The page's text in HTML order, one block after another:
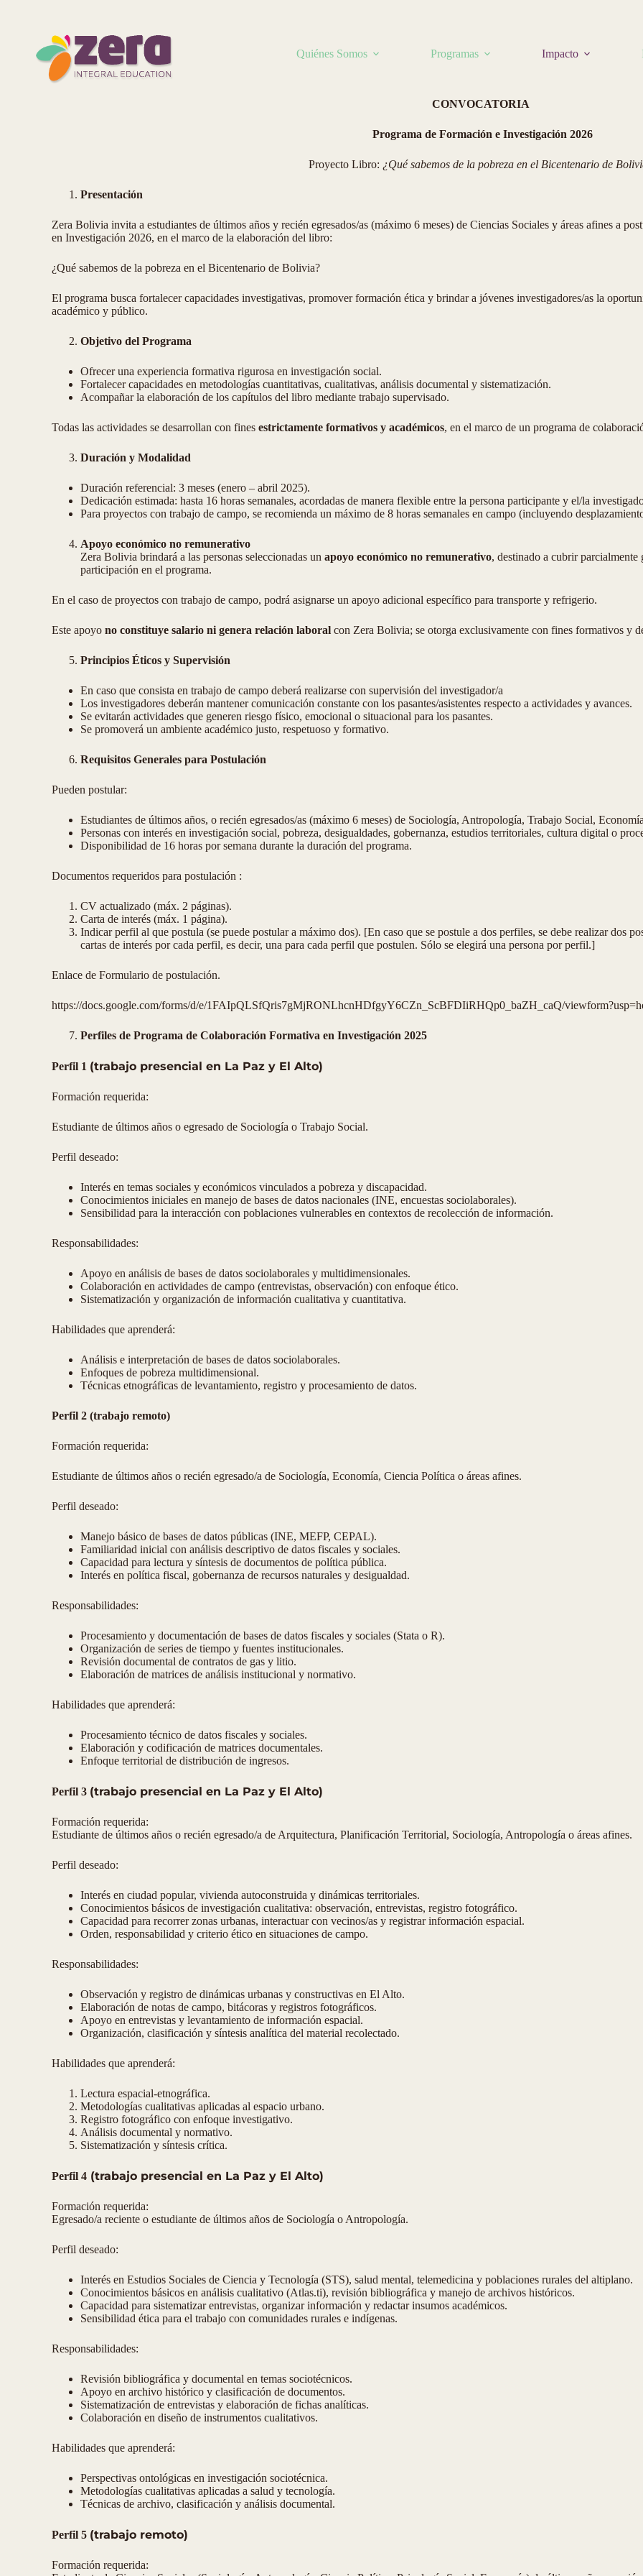
Quiénes Somos Programas Impacto
CONVOCATORIA
Programa de Formación e Investigación 2026
Proyecto Libro: ¿Qué sabemos de la pobreza en el Bicentenario de
Presentación
Zera Bolivia invita a estudiantes de últimos años y recién egresados/as (máximo 6 meses) de Ciencias Sociales y áreas afines a
en Investigación 2026, en el marco de la elaboración del libro:
¿Qué sabemos de la pobreza en el Bicentenario de Bolivia?
El programa busca fortalecer capacidades investigativas, promover formación ética y brindar a jóvenes investigadores/as la
académico y público.
Objetivo del Programa
Ofrecer una experiencia formativa rigurosa en investigación social.
Fortalecer capacidades en metodologías cuantitativas, cualitativas, análisis documental y sistematización.
Acompañar la elaboración de los capítulos del libro mediante trabajo supervisado.
Todas las actividades se desarrollan con fines estrictamente formativos y académicos, en el marco de un programa de
Duración y Modalidad
Duración referencial: 3 meses (enero – abril 2025).
Dedicación estimada: hasta 16 horas semanales, acordadas de manera flexible entre la persona participante y el/la
Para proyectos con trabajo de campo, se recomienda un máximo de 8 horas semanales en campo (incluyendo
Apoyo económico no remunerativo
Zera Bolivia brindará a las personas seleccionadas un apoyo económico no remunerativo, destinado a cubrir
participación en el programa.
En el caso de proyectos con trabajo de campo, podrá asignarse un apoyo adicional específico para transporte y refrigerio.
Este apoyo no constituye salario ni genera relación laboral con Zera Bolivia; se otorga exclusivamente con fines formativos y
Principios Éticos y Supervisión
En caso que consista en trabajo de campo deberá realizarse con supervisión del investigador/a
Los investigadores deberán mantener comunicación constante con los pasantes/asistentes respecto a actividades y avances.
Se evitarán actividades que generen riesgo físico, emocional o situacional para los pasantes.
Se promoverá un ambiente académico justo, respetuoso y formativo.
Requisitos Generales para Postulación
Pueden postular:
Estudiantes de últimos años, o recién egresados/as (máximo 6 meses) de Sociología, Antropología, Trabajo Social,
Personas con interés en investigación social, pobreza, desigualdades, gobernanza, estudios territoriales, cultura digital o
Disponibilidad de 16 horas por semana durante la duración del programa.
Documentos requeridos para postulación :
CV actualizado (máx. 2 páginas).
Carta de interés (máx. 1 página).
Indicar perfil al que postula (se puede postular a máximo dos). [En caso que se postule a dos perfiles, se debe realizar dos
cartas de interés por cada perfil, es decir, una para cada perfil que postulen. Sólo se elegirá una persona por perfil.]
Enlace de Formulario de postulación.
https://docs.google.com/forms/d/e/1FAIpQLSfQris7gMjRONLhcnHDfgyY6CZn_ScBFDIiRHQp0_baZH_caQ/
Perfiles de Programa de Colaboración Formativa en Investigación 2025
Perfil 1 (trabajo presencial en La Paz y El Alto)
Formación requerida:
Estudiante de últimos años o egresado de Sociología o Trabajo Social.
Perfil deseado:
Interés en temas sociales y económicos vinculados a pobreza y discapacidad.
Conocimientos iniciales en manejo de bases de datos nacionales (INE, encuestas sociolaborales).
Sensibilidad para la interacción con poblaciones vulnerables en contextos de recolección de información.
Responsabilidades:
Apoyo en análisis de bases de datos sociolaborales y multidimensionales.
Colaboración en actividades de campo (entrevistas, observación) con enfoque ético.
Sistematización y organización de información cualitativa y cuantitativa.
Habilidades que aprenderá:
Análisis e interpretación de bases de datos sociolaborales.
Enfoques de pobreza multidimensional.
Técnicas etnográficas de levantamiento, registro y procesamiento de datos.
Perfil 2 (trabajo remoto)
Formación requerida:
Estudiante de últimos años o recién egresado/a de Sociología, Economía, Ciencia Política o áreas afines.
Perfil deseado:
Manejo básico de bases de datos públicas (INE, MEFP, CEPAL).
Familiaridad inicial con análisis descriptivo de datos fiscales y sociales.
Capacidad para lectura y síntesis de documentos de política pública.
Interés en política fiscal, gobernanza de recursos naturales y desigualdad.
Responsabilidades:
Procesamiento y documentación de bases de datos fiscales y sociales (Stata o R).
Organización de series de tiempo y fuentes institucionales.
Revisión documental de contratos de gas y litio.
Elaboración de matrices de análisis institucional y normativo.
Habilidades que aprenderá:
Procesamiento técnico de datos fiscales y sociales.
Elaboración y codificación de matrices documentales.
Enfoque territorial de distribución de ingresos.
Perfil 3 (trabajo presencial en La Paz y El Alto)
Formación requerida:
Estudiante de últimos años o recién egresado/a de Arquitectura, Planificación Territorial, Sociología, Antropología o áreas afines.
Perfil deseado:
Interés en ciudad popular, vivienda autoconstruida y dinámicas territoriales.
Conocimientos básicos de investigación cualitativa: observación, entrevistas, registro fotográfico.
Capacidad para recorrer zonas urbanas, interactuar con vecinos/as y registrar información espacial.
Orden, responsabilidad y criterio ético en situaciones de campo.
Responsabilidades:
Observación y registro de dinámicas urbanas y constructivas en El Alto.
Elaboración de notas de campo, bitácoras y registros fotográficos.
Apoyo en entrevistas y levantamiento de información espacial.
Organización, clasificación y síntesis analítica del material recolectado.
Habilidades que aprenderá:
Lectura espacial-etnográfica.
Metodologías cualitativas aplicadas al espacio urbano.
Registro fotográfico con enfoque investigativo.
Análisis documental y normativo.
Sistematización y síntesis crítica.
Perfil 4 (trabajo presencial en La Paz y El Alto)
Formación requerida:
Egresado/a reciente o estudiante de últimos años de Sociología o Antropología.
Perfil deseado:
Interés en Estudios Sociales de Ciencia y Tecnología (STS), salud mental, telemedicina y poblaciones rurales del altiplano.
Conocimientos básicos en análisis cualitativo (Atlas.ti), revisión bibliográfica y manejo de archivos históricos.
Capacidad para sistematizar entrevistas, organizar información y redactar insumos académicos.
Sensibilidad ética para el trabajo con comunidades rurales e indígenas.
Responsabilidades:
Revisión bibliográfica y documental en temas sociotécnicos.
Apoyo en archivo histórico y clasificación de documentos.
Sistematización de entrevistas y elaboración de fichas analíticas.
Colaboración en diseño de instrumentos cualitativos.
Habilidades que aprenderá:
Perspectivas ontológicas en investigación sociotécnica.
Metodologías cualitativas aplicadas a salud y tecnología.
Técnicas de archivo, clasificación y análisis documental.
Perfil 5 (trabajo remoto)
Formación requerida: